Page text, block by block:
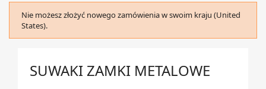
Nie możesz złożyć nowego zamówienia w swoim kraju (United
States).
SUWAKI ZAMKI METALOWE